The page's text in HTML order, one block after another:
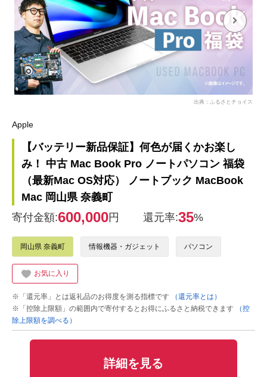
出典：ふるさとチョイス
Apple
【バッテリー新品保証】何色が届くかお楽し
み！ 中古 Mac Book Pro ノートパソコン 福袋
（最新Mac OS対応） ノートブック MacBook
Mac 岡山県 奈義町
寄付金額:600,000円 還元率:35%
岡山県 奈義町 情報機器・ガジェット パソコン
お気に入り
※「還元率」とは返礼品のお得度を測る指標です
（還元率とは）
※「控除上限額」の範囲内で寄付するとお得にふるさと納税できます
（控
除上限額を調べる）
詳細を見る